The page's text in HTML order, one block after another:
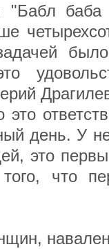
"Бабл
это
день. У
это
что